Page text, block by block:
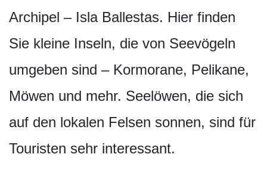
Archipel – Isla Ballestas. Hier finden
Sie kleine Inseln, die von Seevögeln
umgeben sind – Kormorane, Pelikane,
Möwen und mehr. Seelöwen, die sich
auf den lokalen Felsen sonnen, sind für
Touristen sehr interessant.